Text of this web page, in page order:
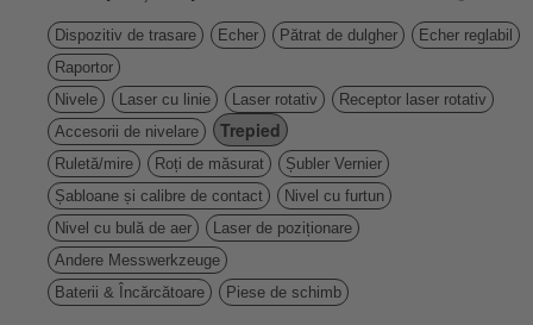
Dispozitiv de trasare Echer Pătrat de dulgher
Echer reglabil
Raportor
Nivele
Laser cu linie Laser rotativ
Receptor laser rotativ
Accesorii de nivelare
Trepied
Ruletă/mire Roți de măsurat
Șubler Vernier
Șabloane și calibre de contact
Nivel cu furtun
Nivel cu bulă de aer
Laser de poziționare
Andere Messwerkzeuge
Baterii & Încărcătoare
Piese de schimb